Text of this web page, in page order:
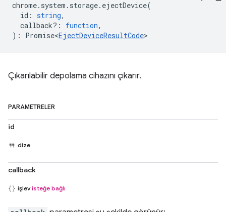
chrome. system . storage. ejectDevice(
id : string,
callback? : function,
) : Promise<EjectDeviceResultCode>
Çıkarılabilir depolama cihazını çıkarır.
PARAMETRELER
id
dize
callback
işlevisteğe bağlı